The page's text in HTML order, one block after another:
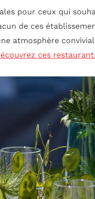
pour ceux qui
de ces
atmosphère
ces